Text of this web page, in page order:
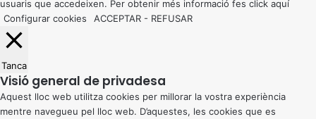
usuaris que accedeixen. Per obtenir més informació fes click aquí
Configurar cookies
ACCEPTAR - REFUSAR
Tanca
Visió general de privadesa
Aquest lloc web utilitza cookies per millorar la vostra experiència
mentre navegueu pel lloc web. D’aquestes, les cookies que es